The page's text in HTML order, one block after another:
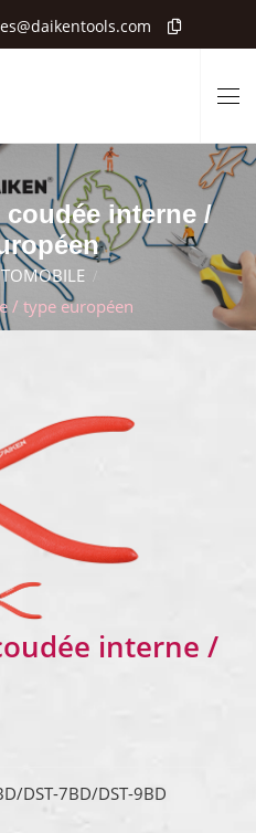
interne /
/ type européen
interne /
DST-7BD/DST-9BD